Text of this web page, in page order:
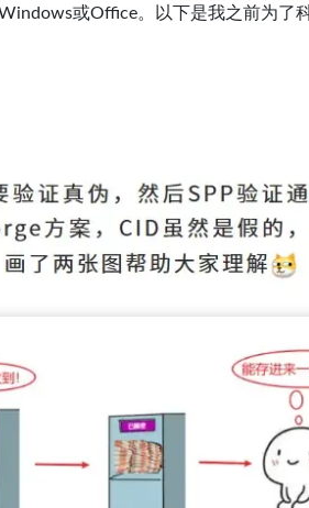
或Office。以下是我之前为了